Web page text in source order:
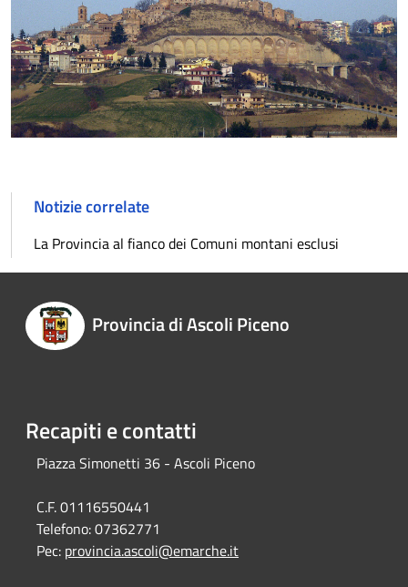
Notizie correlate
La Provincia al fianco dei Comuni montani esclusi
Provincia di Ascoli Piceno
Recapiti e contatti
Piazza Simonetti 36 - Ascoli Piceno
C.F. 01116550441
Telefono:07362771
Pec: provincia.ascoli@emarche.it